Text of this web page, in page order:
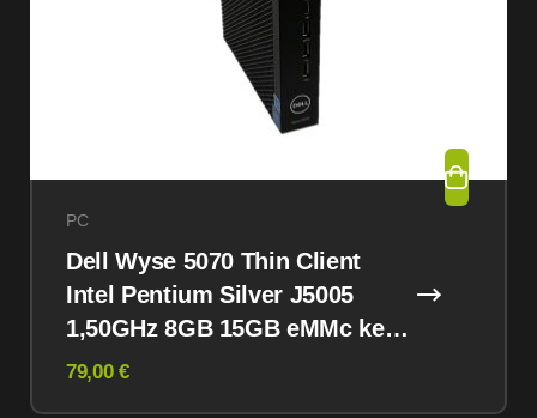
PC
Dell Wyse 5070 Thin Client
Intel Pentium Silver J5005
1,50GHz 8GB 15GB eMMc kein
OS
79,00 €